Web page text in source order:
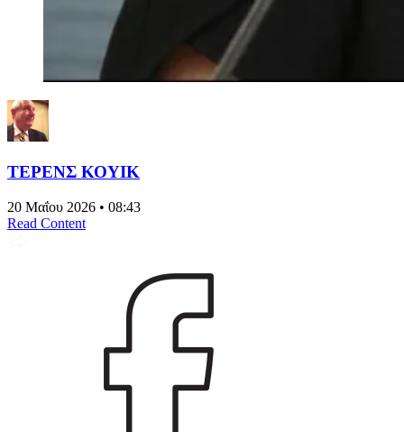
ΤΕΡΕΝΣ ΚΟΥΙΚ
20 Μαΐου 2026 • 08:43
Read Content